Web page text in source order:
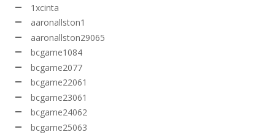
1xcinta
aaronallston1
aaronallston29065
bcgame1084
bcgame2077
bcgame22061
bcgame23061
bcgame24062
bcgame25063